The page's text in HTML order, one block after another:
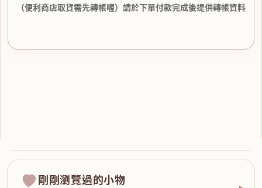
（便利商店取貨需先轉帳喔）請於下單付款完成後提供轉帳資料
剛剛瀏覽過的小物